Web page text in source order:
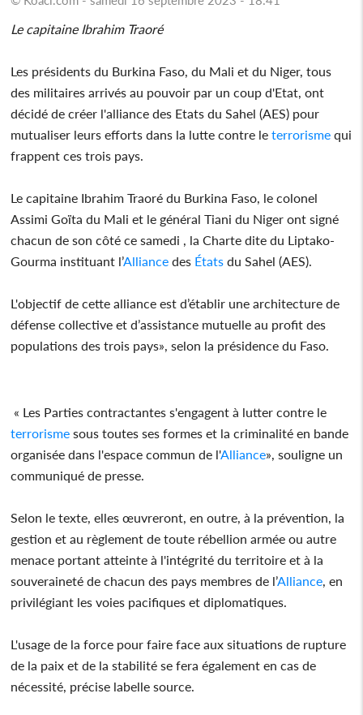
Le capitaine Ibrahim Traoré
Les présidents du Burkina Faso, du Mali et du Niger, tous
des militaires arrivés au pouvoir par un coup d'Etat, ont
décidé de créer l'alliance des Etats du Sahel (AES) pour
mutualiser leurs efforts dans la lutte contre leterrorisme qui
frappent ces trois pays.
Le capitaine Ibrahim Traoré du Burkina Faso, le colonel
Assimi Goïta du Mali et le général Tiani du Niger ont signé
chacun de son côté ce samedi , la Charte dite du Liptako-
Gourma instituant l’Alliance des États du Sahel (AES).
L'objectif de cette alliance est d’établir une architecture de
défense collective et d’assistance mutuelle au profit des
populations des trois pays», selon la présidence du Faso.
« Les Parties contractantes s'engagent à lutter contre le
terrorisme sous toutes ses formes et la criminalité en bande
organisée dans l'espace commun de l'Alliance», souligne un
communiqué de presse.
Selon le texte, elles œuvreront, en outre, à la prévention, la
gestion et au règlement de toute rébellion armée ou autre
menace portant atteinte à l'intégrité du territoire et à la
souveraineté de chacun des pays membres de l’Alliance , en
privilégiant les voies pacifiques et diplomatiques.
L'usage de la force pour faire face aux situations de rupture
de la paix et de la stabilité se fera également en cas de
nécessité, précise labelle source.